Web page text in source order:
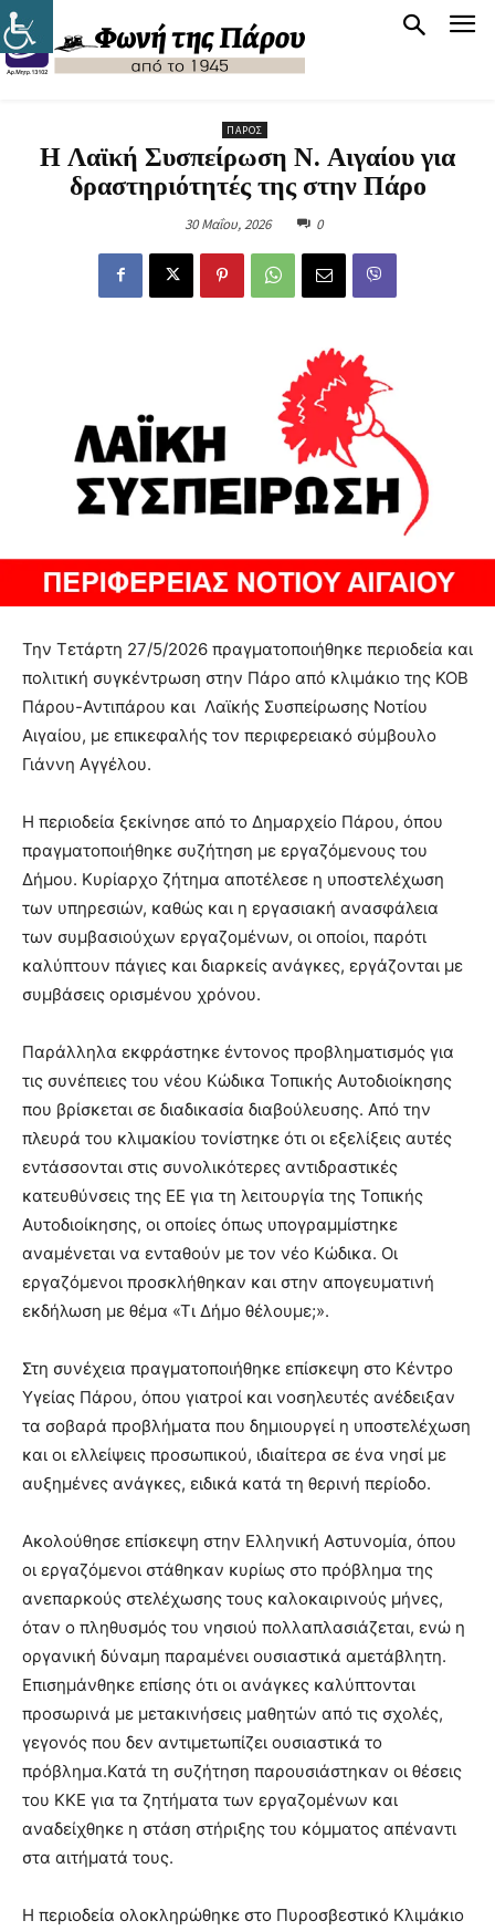
ΠΆΡΟΣ
Η Λαϊκή Συσπείρωση Ν. Αιγαίου για
δραστηριότητές της στην Πάρο
30 Μαΐου, 2026 0
Την Τετάρτη 27/5/2026 πραγματοποιήθηκε περιοδεία και
πολιτική συγκέντρωση στην Πάρο από κλιμάκιο της ΚΟΒ
Πάρου-Αντιπάρου και Λαϊκής Συσπείρωσης Νοτίου
Αιγαίου, με επικεφαλής τον περιφερειακό σύμβουλο
Γιάννη Αγγέλου.
Η περιοδεία ξεκίνησε από το Δημαρχείο Πάρου, όπου
πραγματοποιήθηκε συζήτηση με εργαζόμενους του
Δήμου. Κυρίαρχο ζήτημα αποτέλεσε η υποστελέχωση
των υπηρεσιών, καθώς και η εργασιακή ανασφάλεια
των συμβασιούχων εργαζομένων, οι οποίοι, παρότι
καλύπτουν πάγιες και διαρκείς ανάγκες, εργάζονται με
συμβάσεις ορισμένου χρόνου.
Παράλληλα εκφράστηκε έντονος προβληματισμός για
τις συνέπειες του νέου Κώδικα Τοπικής Αυτοδιοίκησης
που βρίσκεται σε διαδικασία διαβούλευσης. Από την
πλευρά του κλιμακίου τονίστηκε ότι οι εξελίξεις αυτές
εντάσσονται στις συνολικότερες αντιδραστικές
κατευθύνσεις της ΕΕ για τη λειτουργία της Τοπικής
Αυτοδιοίκησης, οι οποίες όπως υπογραμμίστηκε
αναμένεται να ενταθούν με τον νέο Κώδικα. Οι
εργαζόμενοι προσκλήθηκαν και στην απογευματινή
εκδήλωση με θέμα «Τι Δήμο θέλουμε;».
Στη συνέχεια πραγματοποιήθηκε επίσκεψη στο Κέντρο
Υγείας Πάρου, όπου γιατροί και νοσηλευτές ανέδειξαν
τα σοβαρά προβλήματα που δημιουργεί η υποστελέχωση
και οι ελλείψεις προσωπικού, ιδιαίτερα σε ένα νησί με
αυξημένες ανάγκες, ειδικά κατά τη θερινή περίοδο.
Ακολούθησε επίσκεψη στην Ελληνική Αστυνομία, όπου
οι εργαζόμενοι στάθηκαν κυρίως στο πρόβλημα της
ανεπαρκούς στελέχωσης τους καλοκαιρινούς μήνες,
όταν ο πληθυσμός του νησιού πολλαπλασιάζεται, ενώ η
οργανική δύναμη παραμένει ουσιαστικά αμετάβλητη.
Επισημάνθηκε επίσης ότι οι ανάγκες καλύπτονται
προσωρινά με μετακινήσεις μαθητών από τις σχολές,
γεγονός που δεν αντιμετωπίζει ουσιαστικά το
πρόβλημα.Κατά τη συζήτηση παρουσιάστηκαν οι θέσεις
του ΚΚΕ για τα ζητήματα των εργαζομένων και
αναδείχθηκε η στάση στήριξης του κόμματος απέναντι
στα αιτήματά τους.
Η περιοδεία ολοκληρώθηκε στο Πυροσβεστικό Κλιμάκιο